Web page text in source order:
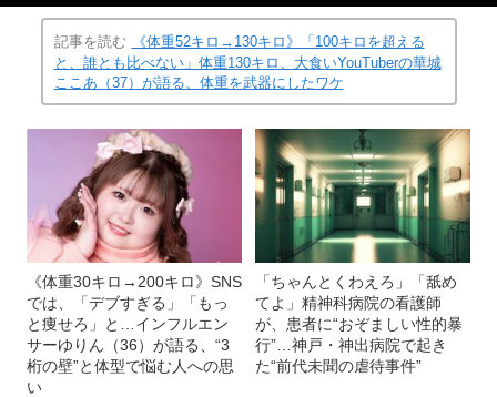
記事を読む
《体重52キロ→130キロ》「100キロを超える
と、誰とも比べない」体重130キロ、大食いYouTuberの華城
ここあ（37）が語る、体重を武器にしたワケ
《体重30キロ→200キロ》SNS
では、「デブすぎる」「もっ
と痩せろ」と…インフルエン
サーゆりん（36）が語る、“3
桁の壁”と体型で悩む人への思
い
「ちゃんとくわえろ」「舐め
てよ」精神科病院の看護師
が、患者に“おぞましい性的暴
行”…神戸・神出病院で起き
た“前代未聞の虐待事件”